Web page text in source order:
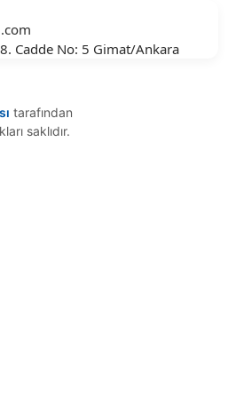
Cadde No: 5 Gimat/Ankara
tarafından
saklıdır.